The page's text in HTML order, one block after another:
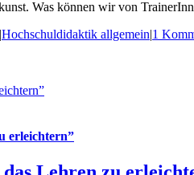
Was können wir von
|Hochschuldidaktik allgemein|1
erleichtern”